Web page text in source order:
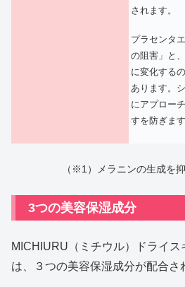
されます。
プラセンタ
の阻害」と
に変化する
あります。
にアプロー
すを防ぎます
（※1）メラニンの生成を
3つの美容保湿成分
MICHIURU（ミチウル）ドライス
は、３つの美容保湿成分が配合さ